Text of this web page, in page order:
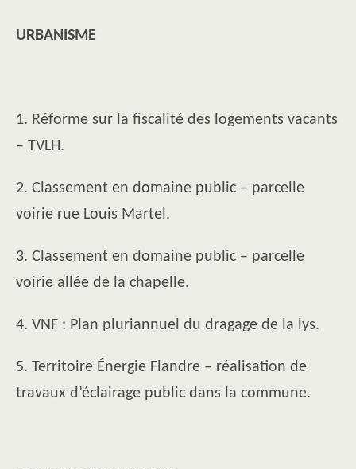
URBANISME
1. Réforme sur la fiscalité des logements vacants
– TVLH.
2. Classement en domaine public – parcelle
voirie rue Louis Martel.
3. Classement en domaine public – parcelle
voirie allée de la chapelle.
4. VNF : Plan pluriannuel du dragage de la lys.
5. Territoire Énergie Flandre – réalisation de
travaux d’éclairage public dans la commune.